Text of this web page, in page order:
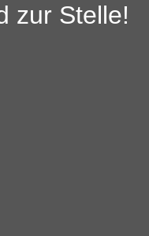
zur Stelle!